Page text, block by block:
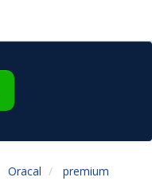
Oracal
premium